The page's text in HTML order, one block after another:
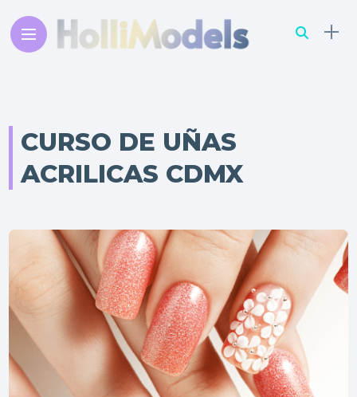
CURSO DE UÑAS
ACRILICAS CDMX